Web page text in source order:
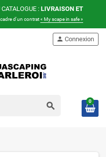
: LIVRAISON ET
d'un contrat« My scape in safe »
search
person Connexion
0